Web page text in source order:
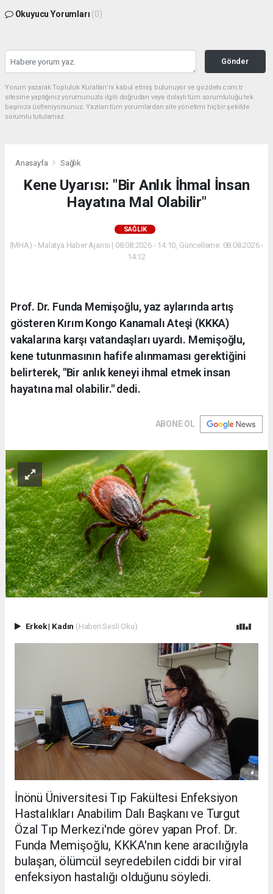
Okuyucu Yorumları (0)
Gönder
Yorum yazarak Topluluk Kuralları’nı kabul etmiş bulunuyor ve gozdetv.com.tr
sitesine yaptığınız yorumunuzla ilgili doğrudan veya dolaylı tüm sorumluluğu tek
başınıza üstleniyorsunuz. Yazılan tüm yorumlardan site yönetimi hiçbir şekilde
sorumlu tutulamaz.
Anasayfa Sağlık
Kene Uyarısı: "Bir Anlık İhmal İnsan
Hayatına Mal Olabilir"
SAĞLIK
(MHA) - Malatya Haber Ajansı | 08.08.2026 - 14:10, Güncelleme: 08.08.2026 -
14:12
Prof. Dr. Funda Memişoğlu, yaz aylarında artış
gösteren Kırım Kongo Kanamalı Ateşi (KKKA)
vakalarına karşı vatandaşları uyardı. Memişoğlu,
kene tutunmasının hafife alınmaması gerektiğini
belirterek, "Bir anlık keneyi ihmal etmek insan
hayatına mal olabilir." dedi.
ABONE OL
Erkek| Kadın (Haberi Sesli Oku)
İnönü Üniversitesi Tıp Fakültesi Enfeksiyon
Hastalıkları Anabilim Dalı Başkanı ve Turgut
Özal Tıp Merkezi'nde görev yapan Prof. Dr.
Funda Memişoğlu, KKKA'nın kene aracılığıyla
bulaşan, ölümcül seyredebilen ciddi bir viral
enfeksiyon hastalığı olduğunu söyledi.